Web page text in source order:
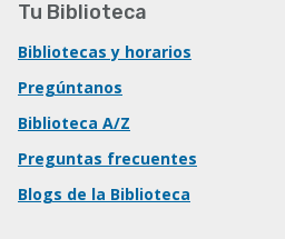
Tu Biblioteca
Bibliotecas y horarios
Pregúntanos
Biblioteca A/Z
Preguntas frecuentes
Blogs de la Biblioteca